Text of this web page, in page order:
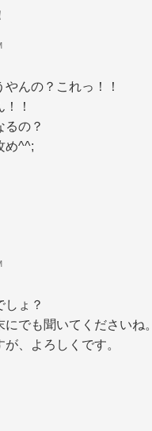
んの？これっ！！
！
るの？
め^^;
しょ？
でも聞いてくださいね。
、よろしくです。